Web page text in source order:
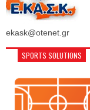
ekask@otenet.gr
SPORTS SOLUTIONS